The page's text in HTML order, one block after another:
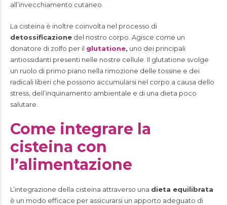
all’invecchiamento cutaneo.
La cisteina è inoltre coinvolta nel processo di
detossificazione del nostro corpo. Agisce come un
donatore di zolfo per il glutatione, uno dei principali
antiossidanti presenti nelle nostre cellule. Il glutatione svolge
un ruolo di primo piano nella rimozione delle tossine e dei
radicali liberi che possono accumularsi nel corpo a causa dello
stress, dell’inquinamento ambientale e di una dieta poco
salutare.
Come integrare la
cisteina con
l’alimentazione
L’integrazione della cisteina attraverso una dieta equilibrata
è un modo efficace per assicurarsi un apporto adeguato di